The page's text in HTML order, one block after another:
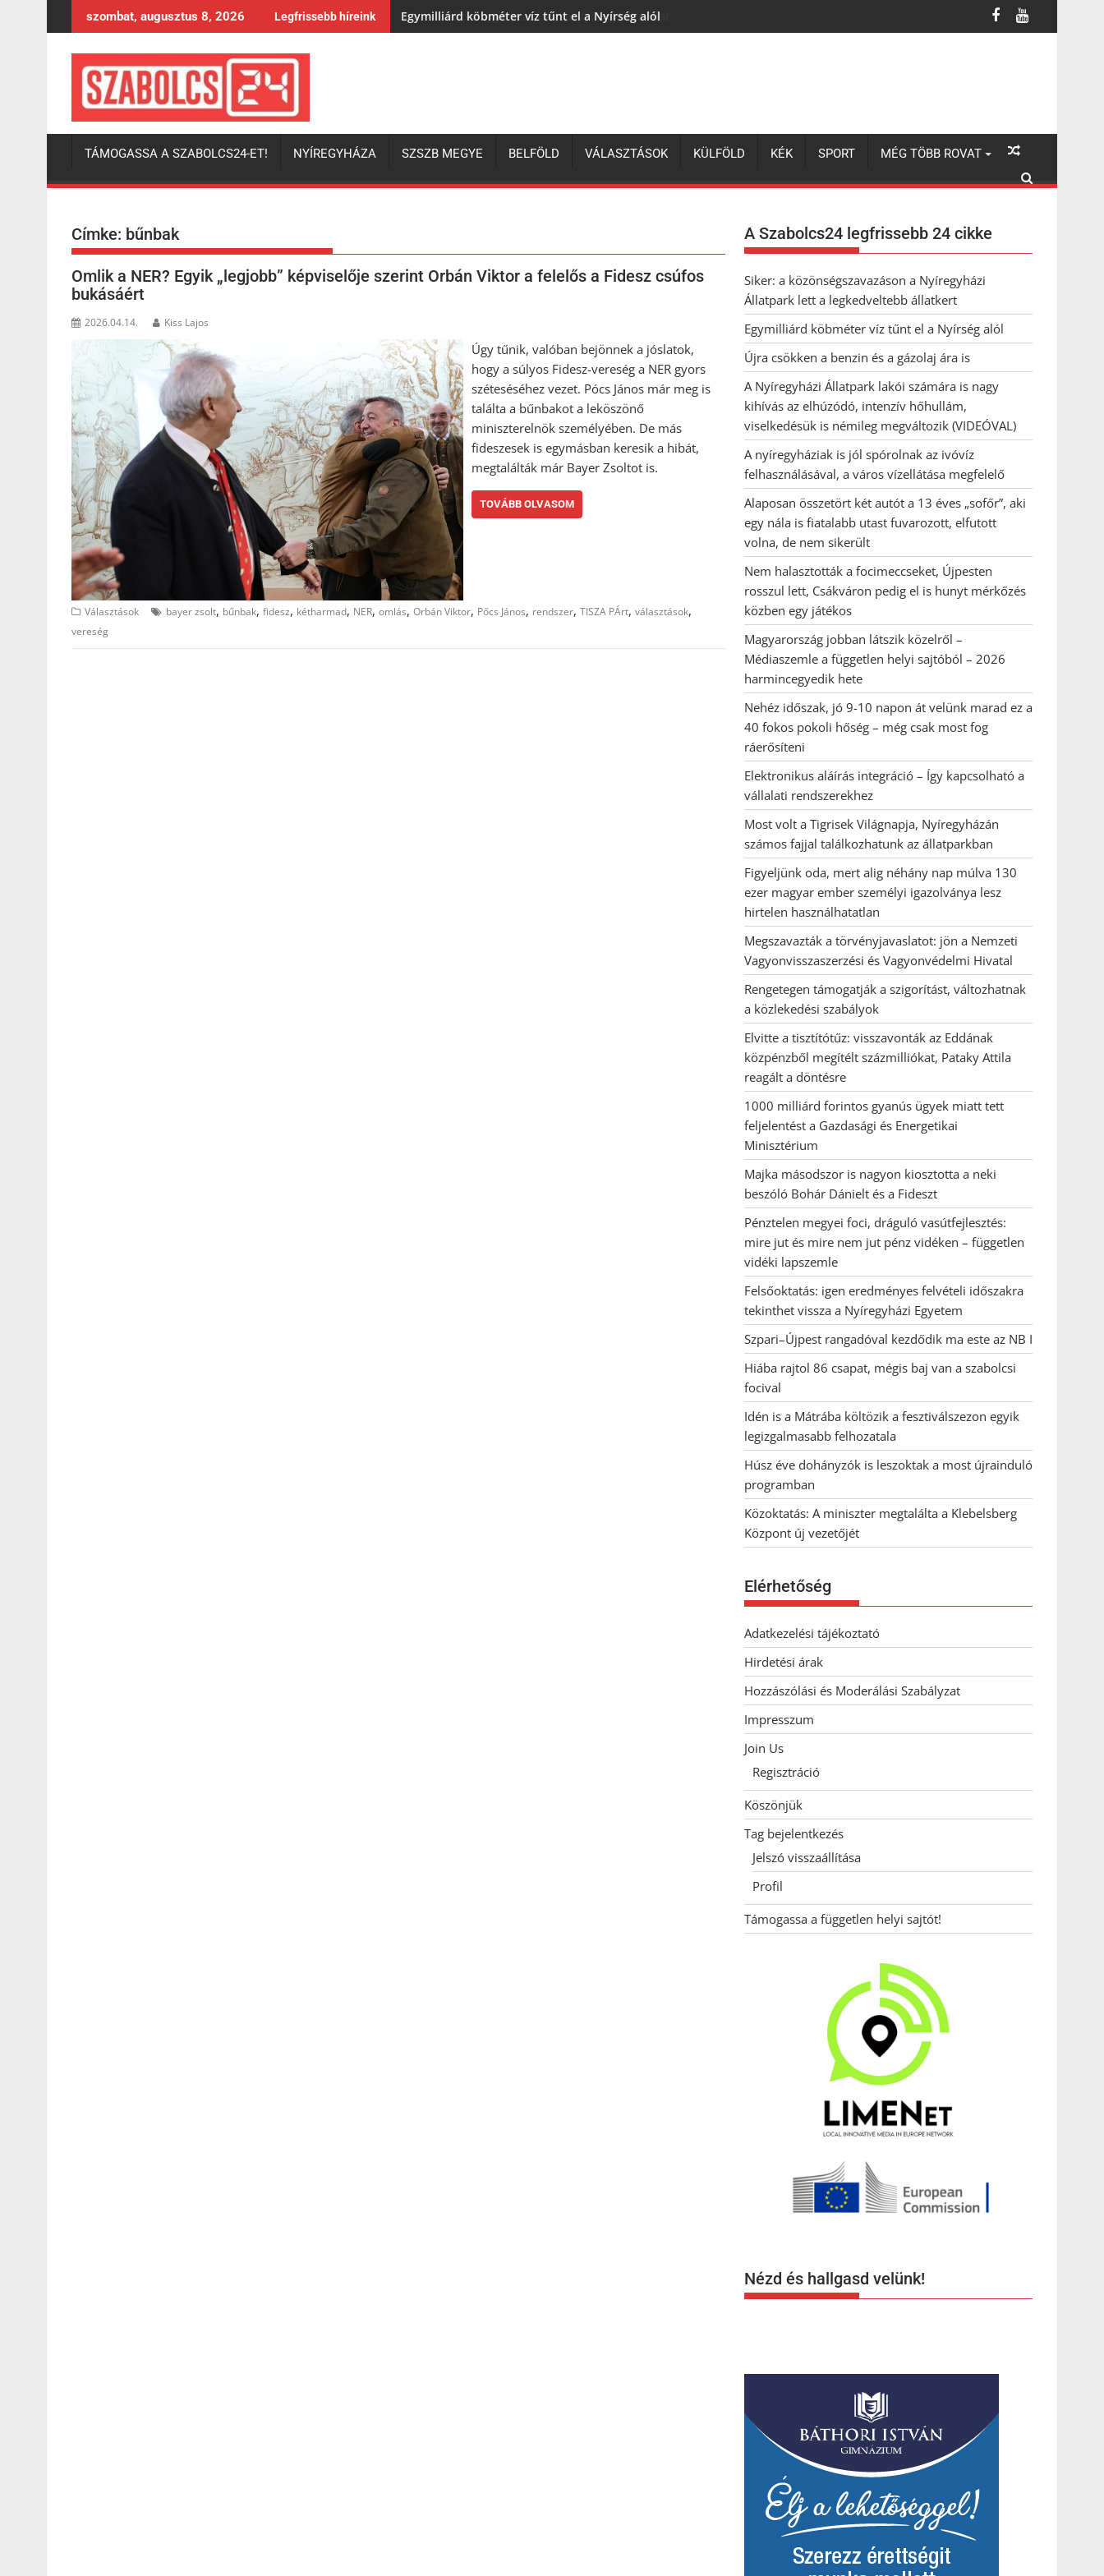
to
szombat, augusztus 8, 2026 Legfrissebb híreink Egymilliárd köbméter víz tűnt el a Nyírség alól
TÁMOGASSA A SZABOLCS24-ET! NYÍREGYHÁZA SZSZB MEGYE BELFÖLD VÁLASZTÁSOK KÜLFÖLD KÉK SPORT MÉG TÖBB ROVAT
Címke: bűnbak
Omlik a NER? Egyik „legjobb” képviselője szerint Orbán Viktor a felelős a Fidesz csúfos
bukásáért
2026.04.14. Kiss Lajos
Úgy tűnik, valóban bejönnek a jóslatok,
hogy a súlyos Fidesz-vereség a NER gyors
széteséséhez vezet. Pócs János már meg is
találta a bűnbakot a leköszönő
miniszterelnök személyében. De más
fideszesek is egymásban keresik a hibát,
megtalálták már Bayer Zsoltot is.
TOVÁBB OLVASOM
Választások bayer zsolt, bűnbak, fidesz, kétharmad, NER, omlás, Orbán Viktor, Pőcs János, rendszer, TISZA PÁrt, választások,
vereség
A Szabolcs24 legfrissebb 24 cikke
Siker: a közönségszavazáson a Nyíregyházi
Állatpark lett a legkedveltebb állatkert
Egymilliárd köbméter víz tűnt el a Nyírség alól
Újra csökken a benzin és a gázolaj ára is
A Nyíregyházi Állatpark lakói számára is nagy
kihívás az elhúzódó, intenzív hőhullám,
viselkedésük is némileg megváltozik (VIDEÓVAL)
A nyíregyháziak is jól spórolnak az ivóvíz
felhasználásával, a város vízellátása megfelelő
Alaposan összetört két autót a 13 éves „sofőr”, aki
egy nála is fiatalabb utast fuvarozott, elfutott
volna, de nem sikerült
Nem halasztották a focimeccseket, Újpesten
rosszul lett, Csákváron pedig el is hunyt mérkőzés
közben egy játékos
Magyarország jobban látszik közelről –
Médiaszemle a független helyi sajtóból – 2026
harmincegyedik hete
Nehéz időszak, jó 9-10 napon át velünk marad ez a
40 fokos pokoli hőség – még csak most fog
ráerősíteni
Elektronikus aláírás integráció – Így kapcsolható a
vállalati rendszerekhez
Most volt a Tigrisek Világnapja, Nyíregyházán
számos fajjal találkozhatunk az állatparkban
Figyeljünk oda, mert alig néhány nap múlva 130
ezer magyar ember személyi igazolványa lesz
hirtelen használhatatlan
Megszavazták a törvényjavaslatot: jön a Nemzeti
Vagyonvisszaszerzési és Vagyonvédelmi Hivatal
Rengetegen támogatják a szigorítást, változhatnak
a közlekedési szabályok
Elvitte a tisztítótűz: visszavonták az Eddának
közpénzből megítélt százmilliókat, Pataky Attila
reagált a döntésre
1000 milliárd forintos gyanús ügyek miatt tett
feljelentést a Gazdasági és Energetikai
Minisztérium
Majka másodszor is nagyon kiosztotta a neki
beszóló Bohár Dánielt és a Fideszt
Pénztelen megyei foci, dráguló vasútfejlesztés:
mire jut és mire nem jut pénz vidéken – független
vidéki lapszemle
Felsőoktatás: igen eredményes felvételi időszakra
tekinthet vissza a Nyíregyházi Egyetem
Szpari–Újpest rangadóval kezdődik ma este az NB I
Hiába rajtol 86 csapat, mégis baj van a szabolcsi
focival
Idén is a Mátrába költözik a fesztiválszezon egyik
legizgalmasabb felhozatala
Húsz éve dohányzók is leszoktak a most újrainduló
programban
Közoktatás: A miniszter megtalálta a Klebelsberg
Központ új vezetőjét
Elérhetőség
Adatkezelési tájékoztató
Hirdetési árak
Hozzászólási és Moderálási Szabályzat
Impresszum
Join Us
Regisztráció
Köszönjük
Tag bejelentkezés
Jelszó visszaállítása
Profil
Támogassa a független helyi sajtót!
Nézd és hallgasd velünk!